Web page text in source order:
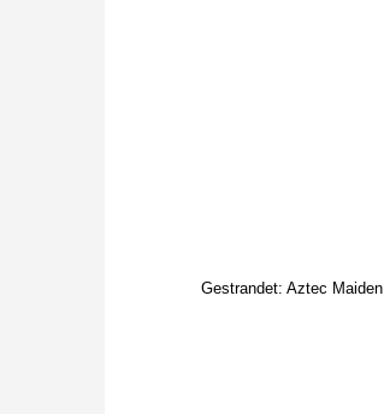
Gestrandet: Aztec Maiden